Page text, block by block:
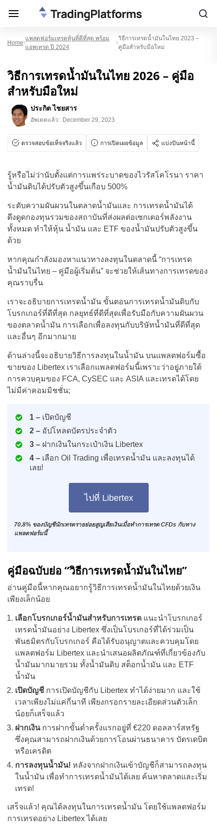
Home
แพลตฟอร์มเทรดหุ้นที่ดีที่สุด พร้อม
แอพเทรด ปี 2024
วิธีการเทรดน้ำมันในไทย 2023 –
คู่มือสำหรับมือใหม่
วิธีการเทรดน้ำมันในไทย 2026 – คู่มือ
สำหรับมือใหม่
ประกิต ไชยสาร
อัพเดตแล้ว: December 29, 2023
ตรวจสอบข้อเท็จจริงแล้ว การเปิดเผยข้อมูล แบ่งปันหน้านี้
รู้หรือไม่ว่านับตั้งแต่การแพร่ระบาดของไวรัสโคโรนา ราคา
น้ำมันดิบได้ปรับตัวสูงขึ้นเกือบ 500%
ระดับความผันผวนในตลาดน้ำมันและ การเทรดน้ำมันได้
ดึงดูดกองทุนรวมของสถาบันที่ส่งผลต่อเซกเตอร์พลังงาน
ทั้งหมด ทำให้หุ้น น้ำมัน และ ETF ของน้ำมันปรับตัวสูงขึ้น
ด้วย
หากคุณกำลังมองหาแนวทางลงทุนในตลาดนี้ “การเทรด
น้ำมันในไทย – คู่มือผู้เริ่มต้น” จะช่วยให้เส้นทางการเทรดของ
คุณราบรื่น
เราจะอธิบายการเทรดน้ำมัน ขั้นตอนการเทรดน้ำมันดิบกับ
โบรกเกอร์ที่ดีที่สุด กลยุทธ์ที่ดีที่สุดเพื่อรับมือกับความผันผวน
ของตลาดน้ำมัน การเลือกเพื่อลงทุนกับบริษัทน้ำมันที่ดีที่สุด
และอื่นๆ อีกมากมาย
ด้านล่างนี้จะอธิบายวิธีการลงทุนในน้ำมัน บนแพลตฟอร์มซื้อ
ขายของ Libertex เราเลือกแพลตฟอร์มนี้เพราะว่าอยู่ภายใต้
การควบคุมของ FCA, CySEC และ ASIA และเทรดได้โดย
ไม่มีค่าคอมมิชชั่น;
1 – เปิดบัญชี
2 – อัปโหลดบัตรประจำตัว
3 – ฝากเงินในกระเป๋าเงิน Libertex
4 – เลือก Oil Trading เพื่อเทรดน้ำมัน และลงทุนได้
เลย!
ไปที่ Libertex
70.8% ของบัญชีนักเทรดรายย่อยสูญเสียเงินเมื่อทำการเทรด CFDs กับทาง
แพลตฟอร์มนี้
คู่มือฉบับย่อ “วิธีการเทรดน้ำมันในไทย”
อ่านคู่มือนี้หากคุณอยากรู้วิธีการเทรดน้ำมันในไทยด้วยเงิน
เพียงเล็กน้อย
เลือกโบรกเกอร์น้ำมันสำหรับการเทรด แนะนำโบรกเกอร์
เทรดน้ำมันอย่าง Libertex ซึ่งเป็นโบรเกอร์ที่ได้ร่วมเป็น
พันธมิตรกับโบรกเกอร์ คือได้รับอนุญาตและควบคุมโดย
แพลตฟอร์ม Libertex และนำเสนอผลิตภัณฑ์ที่เกี่ยวข้องกับ
น้ำมันมากมายรวม ทั้งน้ำมันดิบ สต็อกน้ำมัน และ ETF
น้ำมัน
เปิดบัญชีการเปิดบัญชีกับ Libertex ทำได้ง่ายมาก และใช้
เวลาเพียงไม่แค่กี่นาที เพียงกรอกรายละเอียดส่วนตัวเล็ก
น้อยก็เสร็จแล้ว
ฝากเงินการฝากขั้นต่ำครั้งแรกอยู่ที่ €220 ดอลลาร์สหรัฐ
ซึ่งคุณสามารถฝากเงินด้วยการโอนผ่านธนาคาร บัตรเดบิต
หรือเครดิต
การลงทุนน้ำมัน! หลังจากฝากเงินเข้าบัญชีก็สามารถลงทุน
ในน้ำมัน เพื่อทำการเทรดน้ำมันได้เลย ค้นหาตลาดและเริ่ม
เทรด!
เสร็จแล้ว! คุณได้ลงทุนในการเทรดน้ำมัน โดยใช้แพลตฟอร์ม
การเทรดอย่าง Libertex ได้เลย